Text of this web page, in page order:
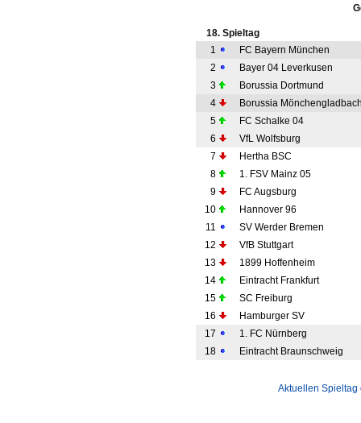
18. Spieltag
1
FC Bayern München
2
Bayer 04 Leverkusen
3
Borussia Dortmund
4
Borussia
5
FC Schalke 04
6
VfL Wolfsburg
7
Hertha BSC
8
1. FSV Mainz 05
9
FC Augsburg
10
Hannover 96
11
SV Werder Bremen
12
VfB Stuttgart
13
1899 Hoffenheim
14
Eintracht Frankfurt
15
SC Freiburg
16
Hamburger SV
17
1. FC Nürnberg
18
Eintracht Braunschweig
Aktuellen Spieltag